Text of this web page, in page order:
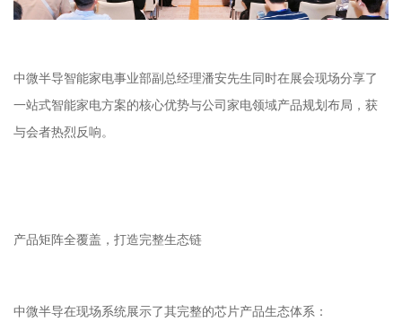
中微半导智能家电事业部副总经理潘安先生同时在展会现场分享了
一站式智能家电方案的核心优势与公司家电领域产品规划布局，获
与会者热烈反响。
产品矩阵全覆盖，打造完整生态链
中微半导在现场系统展示了其完整的芯片产品生态体系：